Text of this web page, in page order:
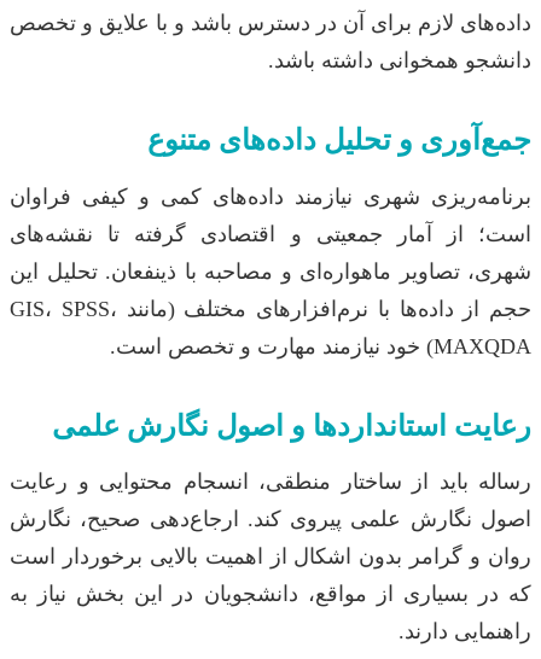
داده‌های لازم برای آن در دسترس باشد و با علایق و تخصص
دانشجو همخوانی داشته باشد.
جمع‌آوری و تحلیل داده‌های متنوع
برنامه‌ریزی شهری نیازمند داده‌های کمی و کیفی فراوان
است؛ از آمار جمعیتی و اقتصادی گرفته تا نقشه‌های
شهری، تصاویر ماهواره‌ای و مصاحبه با ذینفعان. تحلیل این
حجم از داده‌ها با نرم‌افزارهای مختلف (مانند GIS، SPSS،
MAXQDA) خود نیازمند مهارت و تخصص است.
رعایت استانداردها و اصول نگارش علمی
رساله باید از ساختار منطقی، انسجام محتوایی و رعایت
اصول نگارش علمی پیروی کند. ارجاع‌دهی صحیح، نگارش
روان و گرامر بدون اشکال از اهمیت بالایی برخوردار است
که در بسیاری از مواقع، دانشجویان در این بخش نیاز به
راهنمایی دارند.